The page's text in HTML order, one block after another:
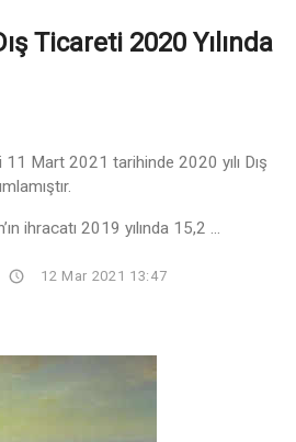
Ticareti 2020 Yılında
Mart 2021 tarihinde 2020 yılı Dış
ihracatı 2019 yılında 15,2 ...
12 Mar 2021 13:47